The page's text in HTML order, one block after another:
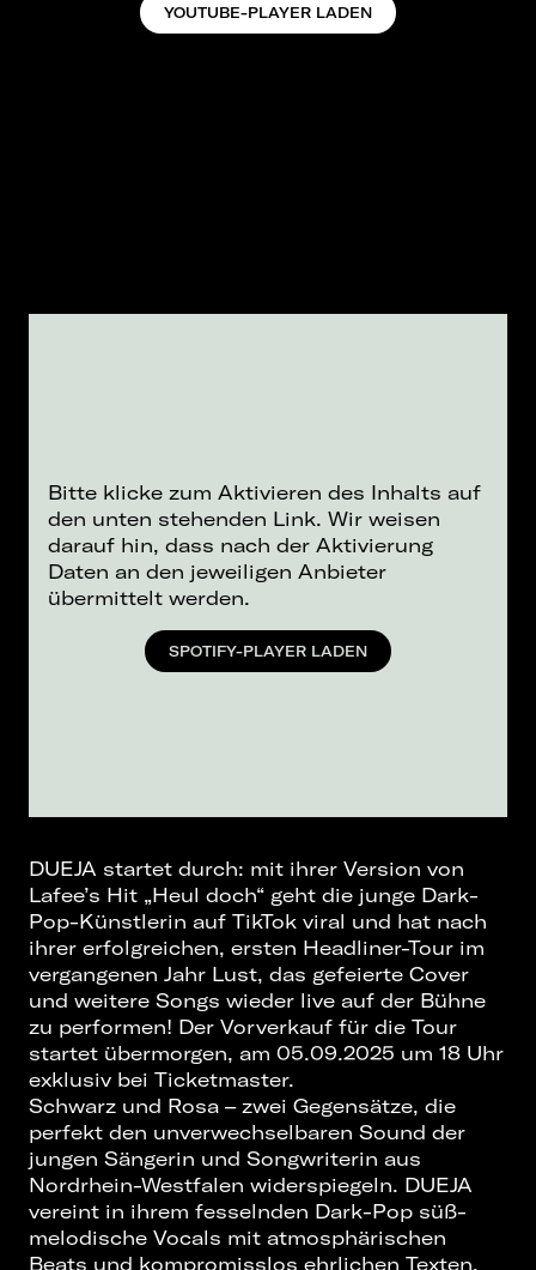
YOUTUBE-PLAYER LADEN
Bitte klicke zum Aktivieren des Inhalts auf
den unten stehenden Link. Wir weisen
darauf hin, dass nach der Aktivierung
Daten an den jeweiligen Anbieter
übermittelt werden.
SPOTIFY-PLAYER LADEN
DUEJA startet durch: mit ihrer Version von
Lafee’s Hit „Heul doch“ geht die junge Dark-
Pop-Künstlerin auf TikTok viral und hat nach
ihrer erfolgreichen, ersten Headliner-Tour im
vergangenen Jahr Lust, das gefeierte Cover
und weitere Songs wieder live auf der Bühne
zu performen! Der Vorverkauf für die Tour
startet übermorgen, am 05.09.2025 um 18 Uhr
exklusiv bei Ticketmaster.
Schwarz und Rosa – zwei Gegensätze, die
perfekt den unverwechselbaren Sound der
jungen Sängerin und Songwriterin aus
Nordrhein-Westfalen widerspiegeln. DUEJA
vereint in ihrem fesselnden Dark-Pop süß-
melodische Vocals mit atmosphärischen
Beats und kompromisslos ehrlichen Texten.